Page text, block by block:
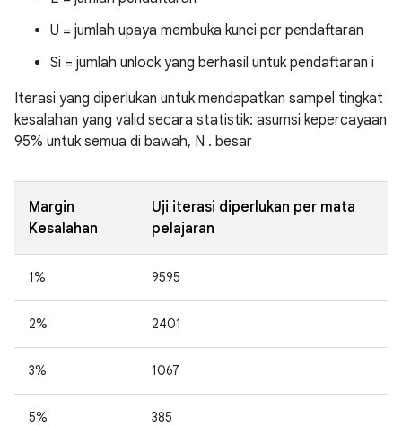
U = jumlah upaya membuka kunci per pendaftaran
Si = jumlah unlock yang berhasil untuk pendaftaran i
Iterasi yang diperlukan untuk mendapatkan sampel tingkat
kesalahan yang valid secara statistik: asumsi kepercayaan
95% untuk semua di bawah, N . besar
Margin
Kesalahan
Uji iterasi diperlukan per mata
pelajaran
1% 9595
2% 2401
3% 1067
5% 385